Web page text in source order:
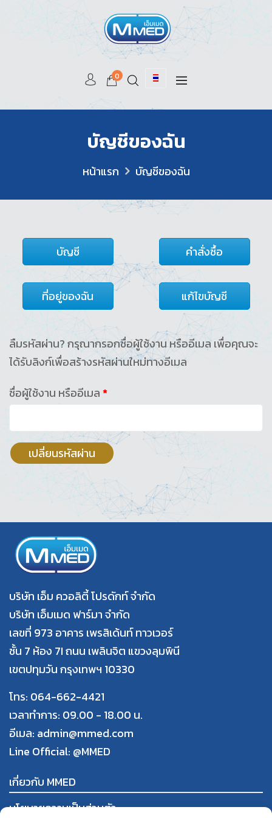
0
บัญชีของฉัน
หน้าแรก บัญชีของฉัน
บัญชี คำสั่งซื้อ
ที่อยู่ของฉัน แก้ไขบัญชี
ลืมรหัสผ่าน? กรุณากรอกชื่อผู้ใช้งาน หรืออีเมล เพื่อคุณจะ
ได้รับลิงก์เพื่อสร้างรหัสผ่านใหม่ทางอีเมล
ชื่อผู้ใช้งาน หรืออีเมล*ต้องการ
เปลี่ยนรหัสผ่าน
บริษัท เอ็ม ควอลิตี้ โปรดักท์ จำกัด
บริษัท เอ็มเมด ฟาร์มา จำกัด
เลขที่ 973 อาคาร เพรสิเด้นท์ ทาวเวอร์
ชั้น 7 ห้อง 7I ถนน เพลินจิต แขวงลุมพินี
เขตปทุมวัน กรุงเทพฯ 10330
โทร: 064-662-4421
เวลาทำการ: 09.00 - 18.00 น.
อีเมล: admin@mmed.com
Line Official: @MMED
เกี่ยวกับ MMED
นโยบายความเป็นส่วนตัว